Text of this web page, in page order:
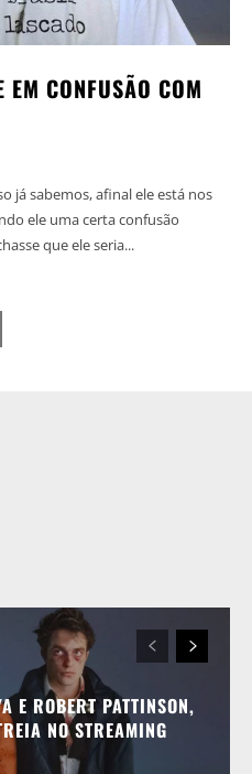
CONFUSÃO COM
já sabemos, afinal ele está nos
ele uma certa confusão
que ele seria...
E ROBERT PATTINSON,
NO STREAMING